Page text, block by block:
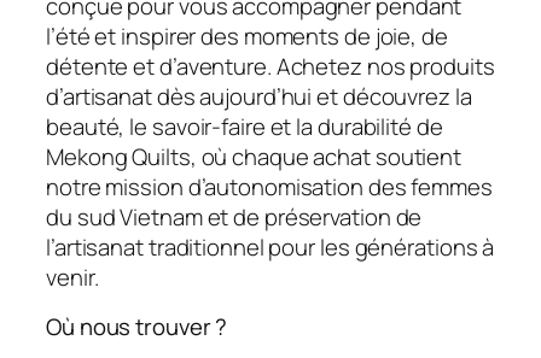
l’été et inspirer des moments de joie, de
détente et d’aventure. Achetez nos produits
d’artisanat dès aujourd’hui et découvrez la
beauté, le savoir-faire et la durabilité de
Mekong Quilts, où chaque achat soutient
notre mission d’autonomisation des femmes
du sud Vietnam et de préservation de
l’artisanat traditionnel pour les générations à
venir.
Où nous trouver ?